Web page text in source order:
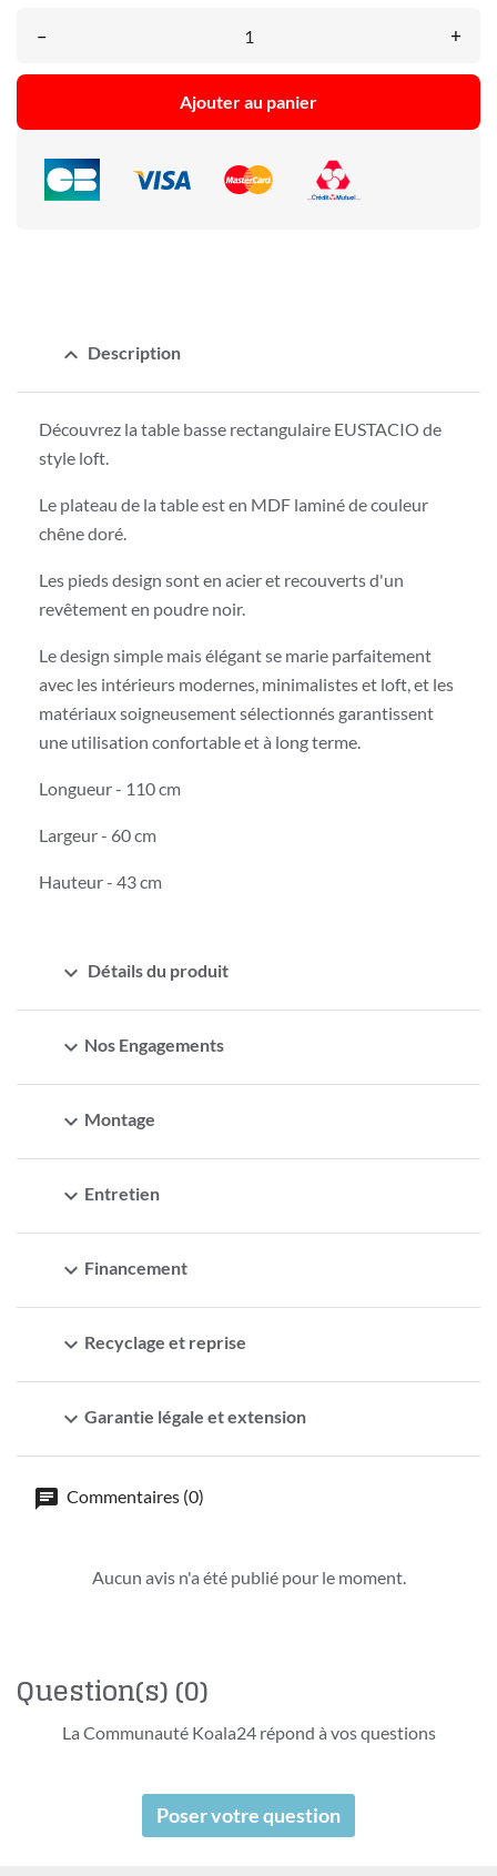
– +
Ajouter au panier
expand_less Description
Découvrez la table basse rectangulaire EUSTACIO de
style loft.
Le plateau de la table est en MDF laminé de couleur
chêne doré.
Les pieds design sont en acier et recouverts d'un
revêtement en poudre noir.
Le design simple mais élégant se marie parfaitement
avec les intérieurs modernes, minimalistes et loft, et les
matériaux soigneusement sélectionnés garantissent
une utilisation confortable et à long terme.
Longueur - 110 cm
Largeur - 60 cm
Hauteur - 43 cm
expand_more Détails du produit
expand_more Nos Engagements
expand_more Montage
expand_more Entretien
expand_more Financement
expand_more Recyclage et reprise
expand_more Garantie légale et extension
Commentaires (0)
Aucun avis n'a été publié pour le moment.
Question(s)(0)
La Communauté Koala24 répond à vos questions
Poser votre question